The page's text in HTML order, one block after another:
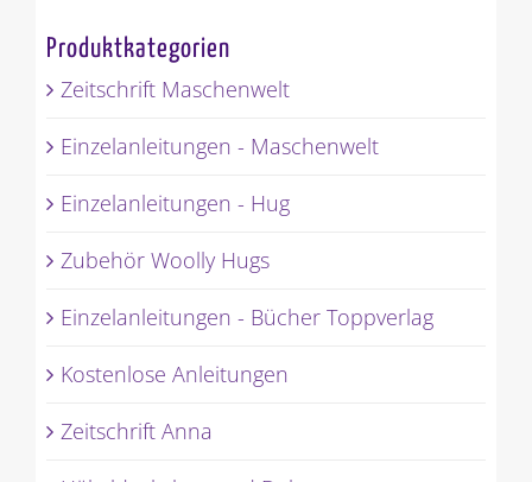
Produktkategorien
Zeitschrift Maschenwelt
Einzelanleitungen - Maschenwelt
Einzelanleitungen - Hug
Zubehör Woolly Hugs
Einzelanleitungen - Bücher Toppverlag
Kostenlose Anleitungen
Zeitschrift Anna